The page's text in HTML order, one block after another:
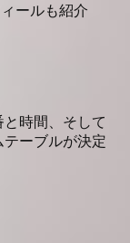
ールも紹介
時間、そして
ーブルが決定